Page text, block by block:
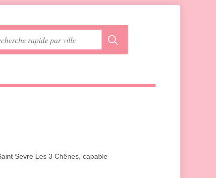
Sevre Les 3 Chênes, capable